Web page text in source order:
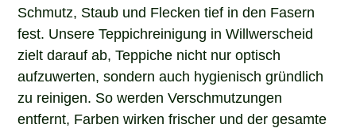
Schmutz, Staub und Flecken tief in den Fasern
fest. Unsere Teppichreinigung in Willwerscheid
zielt darauf ab, Teppiche nicht nur optisch
aufzuwerten, sondern auch hygienisch gründlich
zu reinigen. So werden Verschmutzungen
entfernt, Farben wirken frischer und der gesamte